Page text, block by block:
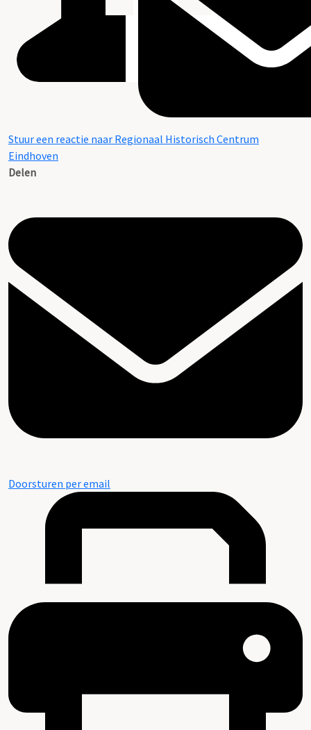
Stuur een reactie naar Regionaal Historisch Centrum
Eindhoven
Delen
Doorsturen per email